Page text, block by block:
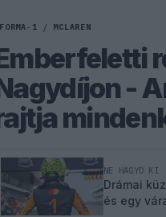
FORMA-1 / MCLAREN
-
NE HAGYD KI
Drámai
és egy